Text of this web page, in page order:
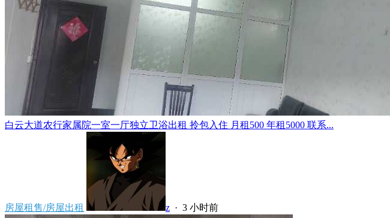
白云大道农行家属院一室一厅独立卫浴出租 拎包入住 月租500 年租5000 联系...
房屋租售/房屋出租 z · 3 小时前